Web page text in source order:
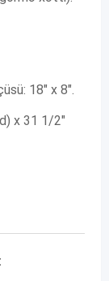
18″ x 8″.
x 31 1/2″